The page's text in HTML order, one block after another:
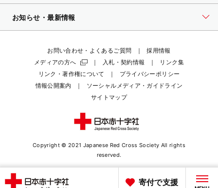
寄付で支援
お知らせ・最新情報
お問い合わせ・よくあるご質問
採用情報
メディアの方へ
入札・契約情報
リンク集
リンク・著作権について
プライバシーポリシー
情報公開案内
ソーシャルメディア・ガイドライン
サイトマップ
Copyright © 2021 Japanese Red Cross Society All rights
reserved.